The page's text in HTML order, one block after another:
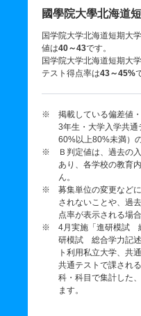
國學院大學北海道
国学院大学北海道短期大
値は40～43です。
国学院大学北海道短期大
テスト得点率は43～45%
※ 掲載している偏差値・
3年生・大学入学共
60%以上80%未満）
※ Ｂ判定値は、過去の入
あり、各学校の教育
ん。
※ 募集単位の変更などに
されないことや、過
点率が表示される場
※ 4月実施「進研模試 総
研模試 総合学力記述
ト利用私立大学、共
共通テストで課され
科・科目で集計した
ます。